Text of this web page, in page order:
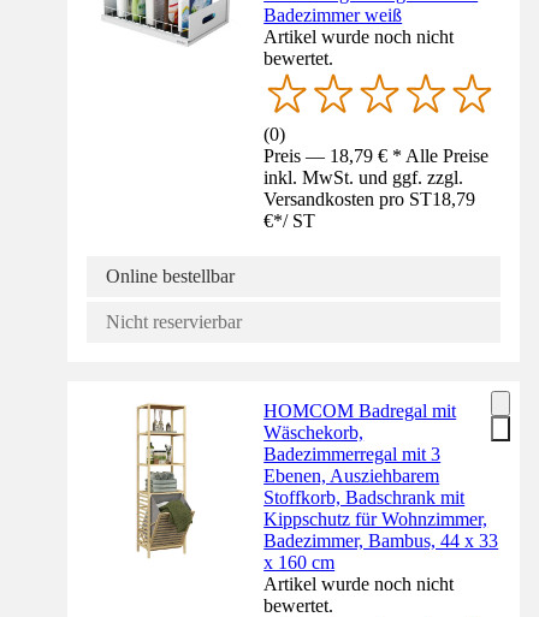
Badezimmer weiß
Artikel wurde noch nicht
bewertet.
(0)
Preis — 18,79 € * Alle Preise
inkl. MwSt. und ggf. zzgl.
Versandkosten pro ST18,79
€*/ ST
Online bestellbar
Nicht reservierbar
HOMCOM Badregal mit
Wäschekorb,
Badezimmerregal mit 3
Ebenen, Ausziehbarem
Stoffkorb, Badschrank mit
Kippschutz für Wohnzimmer,
Badezimmer, Bambus, 44 x 33
x 160 cm
Artikel wurde noch nicht
bewertet.